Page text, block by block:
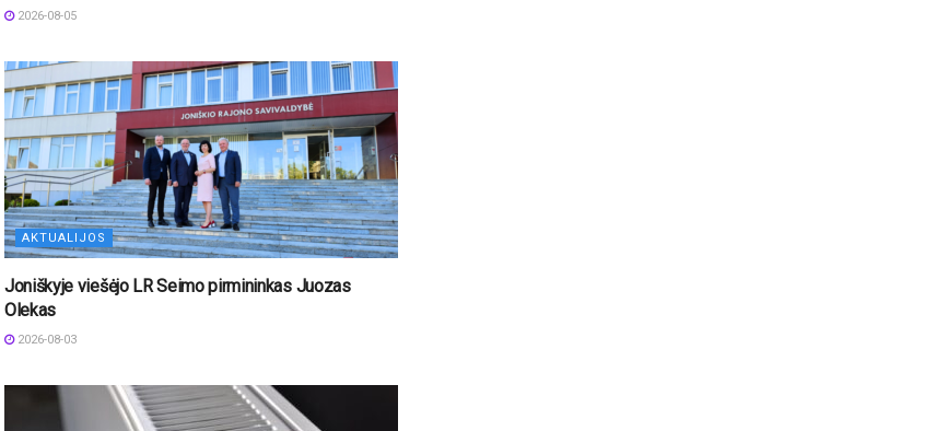
2026-08-05
AKTUALIJOS
Joniškyje viešėjo LR Seimo pirmininkas Juozas
Olekas
2026-08-03